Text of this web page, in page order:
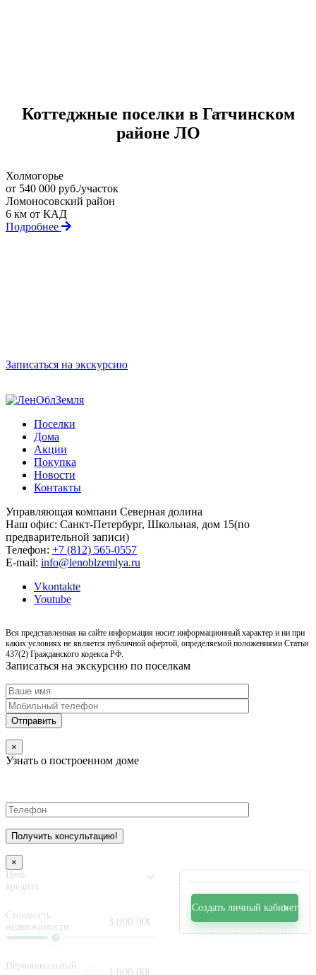
Коттеджные поселки в Гатчинском
районе ЛО
Холмогорье
от 540 000 руб./участок
Ломоносовский район
6 км от КАД
Подробнее
Записаться на экскурсию
Поселки
Дома
Акции
Покупка
Новости
Контакты
Управляющая компани Северная долина
Наш офис: Санкт-Петербург, Школьная, дом 15(по
предварительной записи)
Телефон: +7 (812) 565-0557
E-mail: info@lenoblzemlya.ru
Vkontakte
Youtube
Вся представленная на сайте информация носит информационный характер и ни при
каких условиях не является публичной офертой, определяемой положениями Статьи
437(2) Гражданского кодекса РФ.
Записаться на экскурсию по поселкам
×
Узнать о построенном доме
×
Цель
кредита
Стоимость
недвижимости
Первоначальный
Создать личный кабинет